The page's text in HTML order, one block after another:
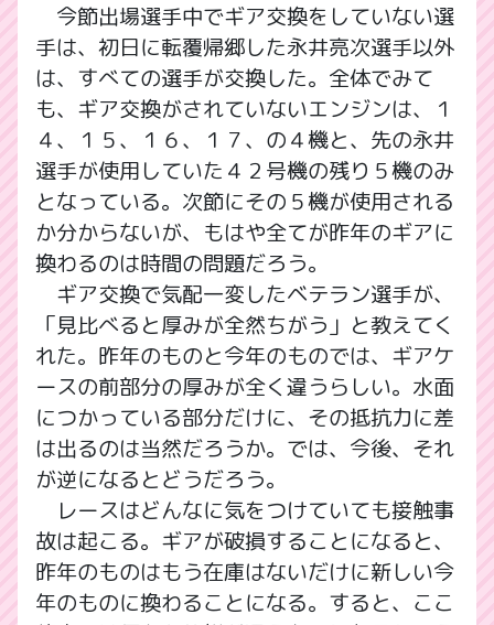
今節出場選手中でギア交換をしていない選
手は、初日に転覆帰郷した永井亮次選手以外
は、すべての選手が交換した。全体でみて
も、ギア交換がされていないエンジンは、１
４、１５、１６、１７、の４機と、先の永井
選手が使用していた４２号機の残り５機のみ
となっている。次節にその５機が使用される
か分からないが、もはや全てが昨年のギアに
換わるのは時間の問題だろう。
ギア交換で気配一変したベテラン選手が、
「見比べると厚みが全然ちがう」と教えてく
れた。昨年のものと今年のものでは、ギアケ
ースの前部分の厚みが全く違うらしい。水面
につかっている部分だけに、その抵抗力に差
は出るのは当然だろうか。では、今後、それ
が逆になるとどうだろう。
レースはどんなに気をつけていても接触事
故は起こる。ギアが破損することになると、
昨年のものはもう在庫はないだけに新しい今
年のものに換わることになる。すると、ここ